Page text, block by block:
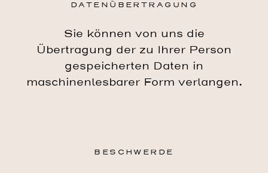
DATENÜBERTRAGUNG
Sie können von uns die
Übertragung der zu Ihrer Person
gespeicherten Daten in
maschinenlesbarer Form verlangen.
BESCHWERDE